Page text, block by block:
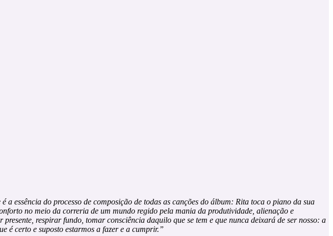
a essência do processo de composição de todas as canções do álbum: Rita toca o piano da sua
no meio da correria de um mundo regido pela mania da produtividade, alienação e
respirar fundo, tomar consciência daquilo que se tem e que nunca deixará de ser nosso: a
é certo e suposto estarmos a fazer e a cumprir.”